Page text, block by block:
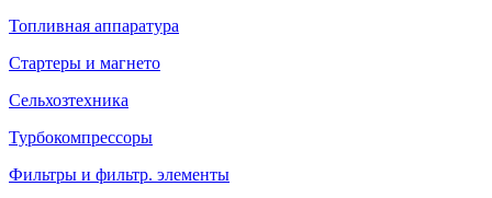
Топливная аппаратура
Стартеры и магнето
Сельхозтехника
Турбокомпрессоры
Фильтры и фильтр. элементы